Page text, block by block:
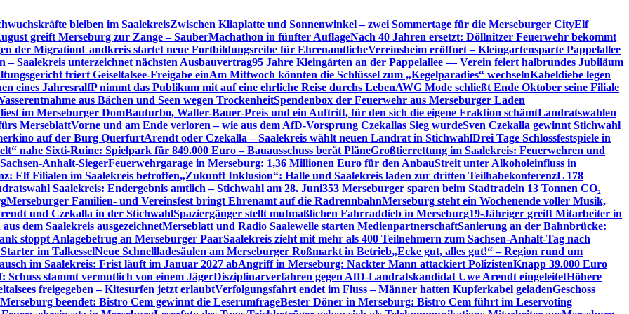
bleiben im SaalekreisZwischen Kliaplatte und Sonnenwinkel – zwei Sommertage für die Merseburger CityElf
greift Merseburg zur Zange – SauberMachathon in fünfter AuflageNach 40 Jahren ersetzt: Döllnitzer Feuerwehr bekommt
der MigrationLandkreis startet neue Fortbildungsreihe für EhrenamtlicheVereinsheim eröffnet – Kleingartensparte Pappelallee
– Saalekreis unterzeichnet nächsten Ausbauvertrag95 Jahre Kleingärten an der Pappelallee — Verein feiert halbrundes Jubiläum
friert Geiseltalsee-Freigabe einAm Mittwoch könnten die Schlüssel zum „Kegelparadies“ wechselnKabeldiebe legen
eines JahresralfP nimmt das Publikum mit auf eine ehrliche Reise durchs LebenAWG Mode schließt Ende Oktober seine Filiale
aus Bächen und Seen wegen TrockenheitSpendenbox der Feuerwehr aus Merseburger Laden
im Merseburger DomBauturbo, Walter-Bauer-Preis und ein Auftritt, für den sich die eigene Fraktion schämtLandratswahlen
MerseblattVorne und am Ende verloren – wie aus dem AfD-Vorsprung Czekallas Sieg wurdeSven Czekalla gewinnt Stichwahl
auf der Burg QuerfurtArendt oder Czekalla – Saalekreis wählt neuen Landrat in StichwahlDrei Tage Schlossfestspiele in
nahe Sixti-Ruine: Spielpark für 849.000 Euro – Bauausschuss berät PläneGroßtierrettung im Saalekreis: Feuerwehren und
Anhalt-SiegerFeuerwehrgarage in Merseburg: 1,36 Millionen Euro für den AnbauStreit unter Alkoholeinfluss in
Elf Filialen im Saalekreis betroffen„Zukunft Inklusion“: Halle und Saalekreis laden zur dritten TeilhabekonferenzL 178
Saalekreis: Endergebnis amtlich – Stichwahl am 28. Juni353 Merseburger sparen beim Stadtradeln 13 Tonnen CO₂
Merseburger Familien- und Vereinsfest bringt Ehrenamt auf die RadrennbahnMerseburg steht ein Wochenende voller Musik,
und Czekalla in der StichwahlSpaziergänger stellt mutmaßlichen Fahrraddieb in Merseburg19-Jähriger greift Mitarbeiter in
dem Saalekreis ausgezeichnetMerseblatt und Radio Saalewelle starten MedienpartnerschaftSanierung an der Bahnbrücke:
stoppt Anlagebetrug an Merseburger PaarSaalekreis zieht mit mehr als 400 Teilnehmern zum Sachsen-Anhalt-Tag nach
im TalkesselNeue Schnellladesäulen am Merseburger Roßmarkt in Betrieb„Ecke gut, alles gut!“ – Region rund um
im Saalekreis: Frist läuft im Januar 2027 abAngriff in Merseburg: Nackter Mann attackiert PolizistenKnapp 39.000 Euro
Schuss stammt vermutlich von einem JägerDisziplinarverfahren gegen AfD-Landratskandidat Uwe Arendt eingeleitetHöhere
freigegeben – Kitesurfen jetzt erlaubtVerfolgungsfahrt endet im Fluss – Männer hatten Kupferkabel geladenGeschoss
beendet: Bistro Cem gewinnt die LeserumfrageBester Döner in Merseburg: Bistro Cem führt im Leservoting